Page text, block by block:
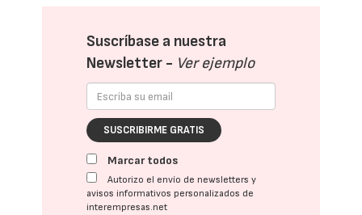
Suscríbase a nuestra
Newsletter - Ver ejemplo
SUSCRIBIRME GRATIS
Marcar todos
Autorizo el envío de newsletters y
avisos informativos personalizados de
interempresas.net